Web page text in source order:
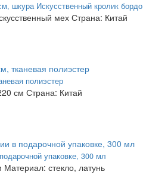
шкура Искусственный кролик бордо
мех Страна: Китай
полиэстер
см Страна: Китай
упаковке, 300 мл
Материал: стекло, латунь